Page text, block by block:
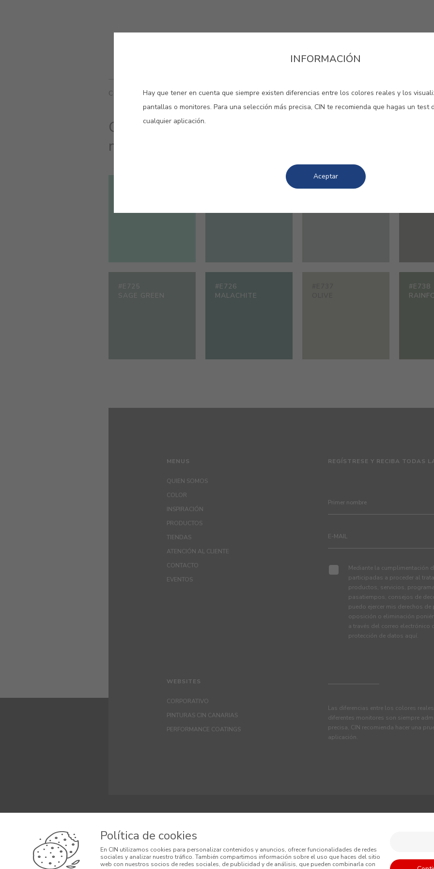
COLORES RELACIONADOS
Con sus diferentes matices e intensidades, la
naturaleza llena de vida nuestro espacio.
#E709
#E725
SAGE GREEN
#E726
MALACHITE
#E738
MENUS
QUIEN SOMOS
COLOR
INSPIRACIÓN
PRODUCTOS
TIENDAS
ATENCIÓN AL CLIENTE
CONTACTO
EVENTOS
REGÍSTRESE Y RECIBA TODAS
Mediante la cumplimentación
participadas a proceder al
productos, servicios,
pasatiempos, consejos de
puedo ejercer mis derechos
oposición o eliminación
a través del correo electrónico
protección de datos aquí.
WEBSITES
CORPORATIVO
PINTURAS CIN CANARIAS
PERFORMANCE COATINGS
Las diferencias entre los colores
diferentes monitores son siempre
precisa, CIN recomienda hacer una
aplicación.
Términos y Condiciones Política de Privacidad
Política de Cookies
Condiciones Generales de Venta
INFORMACIÓN
Hay que tener en cuenta que siempre existen diferencias entre los colores reales y los
pantallas o monitores. Para una selección más precisa, CIN te recomienda que hagas un test
cualquier aplicación.
Aceptar
Política de cookies
En CIN utilizamos cookies para personalizar contenidos y anuncios, ofrecer funcionalidades de redes
sociales y analizar nuestro tráfico. También compartimos información sobre el uso que haces del sitio
web con nuestros socios de redes sociales, de publicidad y de análisis, que pueden combinarla con